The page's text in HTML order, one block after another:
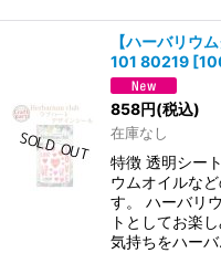
【ハーバリウ
101 80219 [
858円(税込)
在庫なし
特徴 透明シー
ウムオイルな
す。 ハーバリ
トとしてお楽
気持ちをハー